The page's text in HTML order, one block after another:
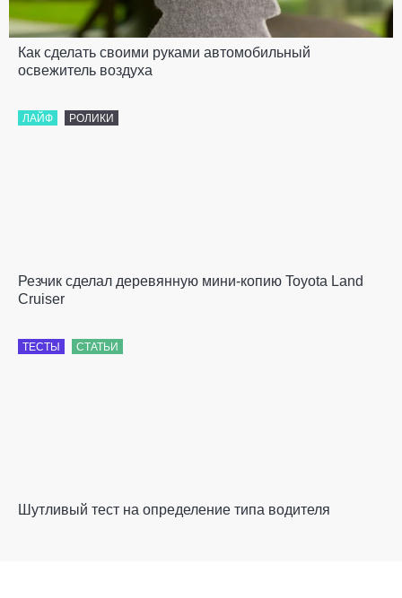
Как сделать своими руками автомобильный
освежитель воздуха
ЛАЙФ РОЛИКИ
Резчик сделал деревянную мини-копию Toyota Land
Cruiser
ТЕСТЫ СТАТЬИ
Шутливый тест на определение типа водителя